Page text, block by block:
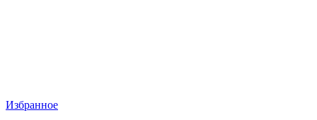
Избранное